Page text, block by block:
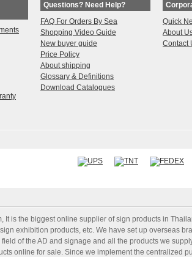
Questions? Need Help?
FAQ For Orders By Sea
Shopping Video Guide
New buyer guide
Price Policy
About shipping
Glossary & Definitions
Download Catalogues
Quick
About
Contact
, It is the biggest online supplier of sign products in
exhibition products, etc. We have set up overseas
of the AD and signage and all the products we
online for sale. Since we implement the centralized